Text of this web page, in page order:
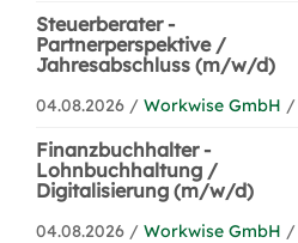
Steuerberater -
Partnerperspektive /
Jahresabschluss (m/w/d)
04.08.2026 / Workwise GmbH /
Finanzbuchhalter -
Lohnbuchhaltung /
Digitalisierung (m/w/d)
04.08.2026 / Workwise GmbH /